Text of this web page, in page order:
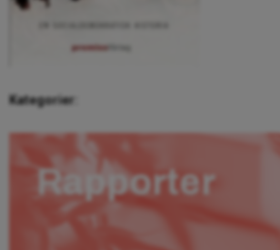
Kategorier:
Rapporter